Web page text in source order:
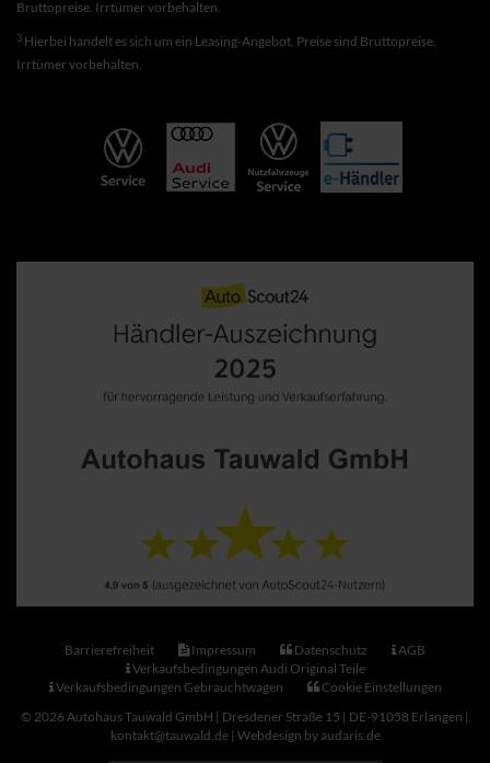
Bruttopreise. Irrtümer vorbehalten.
3 Hierbei handelt es sich um ein Leasing-Angebot. Preise sind Bruttopreise.
Irrtümer vorbehalten.
Barrierefreiheit Impressum Datenschutz
AGB
Verkaufsbedingungen Audi Original Teile
Verkaufsbedingungen Gebrauchtwagen
Cookie Einstellungen
© 2026 Autohaus Tauwald GmbH | Dresdener Straße 15 | DE-91058 Erlangen |
kontakt@tauwald.de | Webdesign by audaris.de